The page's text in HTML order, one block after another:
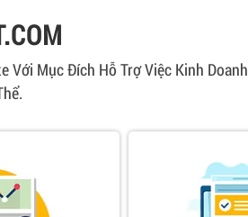
Với Mục Đích Hỗ Trợ Việc Kinh Doanh